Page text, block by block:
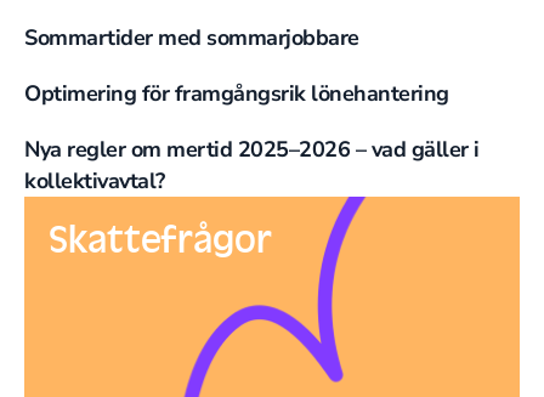
Sommartider med sommarjobbare
Optimering för framgångsrik lönehantering
Nya regler om mertid 2025–2026 – vad gäller i
kollektivavtal?
Skattefrågor